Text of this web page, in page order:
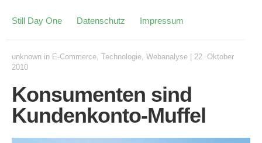
Still Day One Datenschutz Impressum
unknown in E-Commerce, Technologie, Webanalyse
22. Oktober
2010
Konsumenten sind
Kundenkonto-Muffel